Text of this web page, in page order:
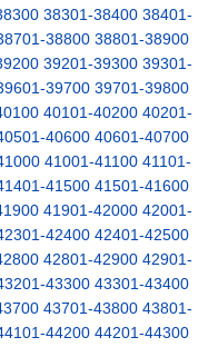
38301-38400 38401-
38800 38801-38900
39201-39300 39301-
39700 39701-39800
40101-40200 40201-
40600 40601-40700
41001-41100 41101-
41500 41501-41600
41901-42000 42001-
42400 42401-42500
42801-42900 42901-
43300 43301-43400
43701-43800 43801-
44200 44201-44300